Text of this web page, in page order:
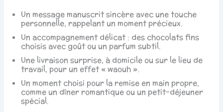
Un message manuscrit sincère avec une touche
personnelle, rappelant un moment précieux.
Un accompagnement délicat : des chocolats fins
choisis avec goût ou un parfum subtil.
Une livraison surprise, à domicile ou sur le lieu de
travail, pour un effet « waouh ».
Un moment choisi pour la remise en main propre,
comme un dîner romantique ou un petit-déjeuner
spécial.